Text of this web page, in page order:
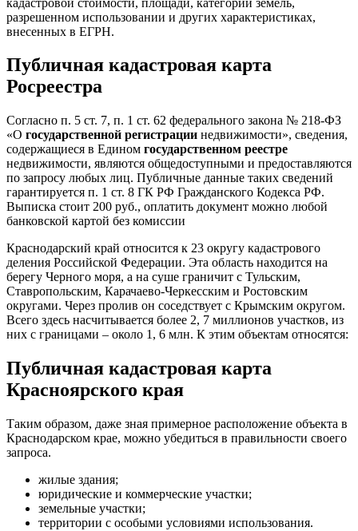
разрешенном использовании и других характеристиках,
внесенных в ЕГРН.
Публичная кадастровая карта
Росреестра
Согласно п. 5 ст. 7, п. 1 ст. 62 федерального закона № 218-ФЗ
«О государственной регистрации недвижимости», сведения,
содержащиеся в Едином государственном реестре
недвижимости, являются общедоступными и предоставляются
по запросу любых лиц. Публичные данные таких сведений
гарантируется п. 1 ст. 8 ГК РФ Гражданского Кодекса РФ.
Выписка стоит 200 руб., оплатить документ можно любой
банковской картой без комиссии
Краснодарский край относится к 23 округу кадастрового
деления Российской Федерации. Эта область находится на
берегу Черного моря, а на суше граничит с Тульским,
Ставропольским, Карачаево-Черкесским и Ростовским
округами. Через пролив он соседствует с Крымским округом.
Всего здесь насчитывается более 2, 7 миллионов участков, из
них с границами – около 1, 6 млн. К этим объектам относятся:
Публичная кадастровая карта
Красноярского края
Таким образом, даже зная примерное расположение объекта в
Краснодарском крае, можно убедиться в правильности своего
запроса.
жилые здания;
юридические и коммерческие участки;
земельные участки;
территории с особыми условиями использования.